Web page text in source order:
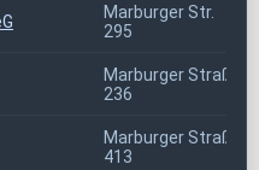
Marburger Str.
295
Marburger Straße
236
Marburger Straße
413